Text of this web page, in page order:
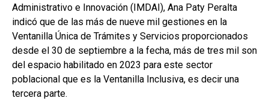
Administrativo e Innovación (IMDAI), Ana Paty Peralta
indicó que de las más de nueve mil gestiones en la
Ventanilla Única de Trámites y Servicios proporcionados
desde el 30 de septiembre a la fecha, más de tres mil son
del espacio habilitado en 2023 para este sector
poblacional que es la Ventanilla Inclusiva, es decir una
tercera parte.